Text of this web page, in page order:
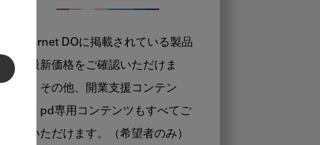
Internet DOに掲載されている製品
の最新価格をご確認いただけま
す。その他、開業支援コンテン
ツ、pd専用コンテンツもすべてご
覧いただけます。（希望者のみ）